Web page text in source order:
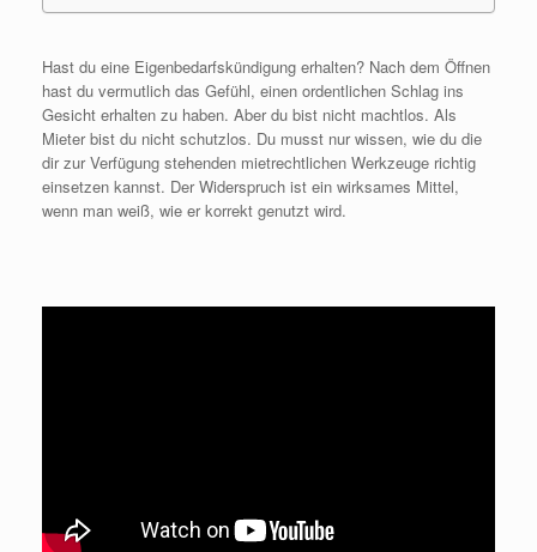
Hast du eine Eigenbedarfskündigung erhalten? Nach dem Öffnen
hast du vermutlich das Gefühl, einen ordentlichen Schlag ins
Gesicht erhalten zu haben. Aber du bist nicht machtlos. Als
Mieter bist du nicht schutzlos. Du musst nur wissen, wie du die
dir zur Verfügung stehenden mietrechtlichen Werkzeuge richtig
einsetzen kannst. Der Widerspruch ist ein wirksames Mittel,
wenn man weiß, wie er korrekt genutzt wird.